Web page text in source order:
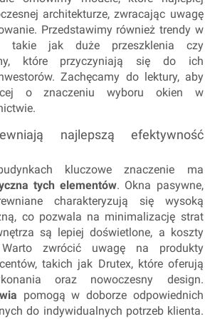
architekturze, zwracając uwagę
Przedstawimy również trendy w
takie jak duże przeszklenia czy
które przyczyniają się do ich
Zachęcamy do lektury, aby
o znaczeniu wyboru okien w
najlepszą efektywność
kluczowe znaczenie ma
tych elementów. Okna pasywne,
charakteryzują się wysoką
co pozwala na minimalizację strat
są lepiej doświetlone, a koszty
zwrócić uwagę na produkty
takich jak Drutex, które oferują
oraz nowoczesny design.
pomogą w doborze odpowiednich
do indywidualnych potrzeb klienta.